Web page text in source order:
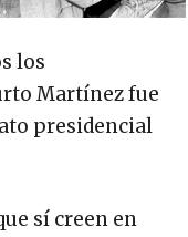
los
Martínez fue
presidencial
sí creen en